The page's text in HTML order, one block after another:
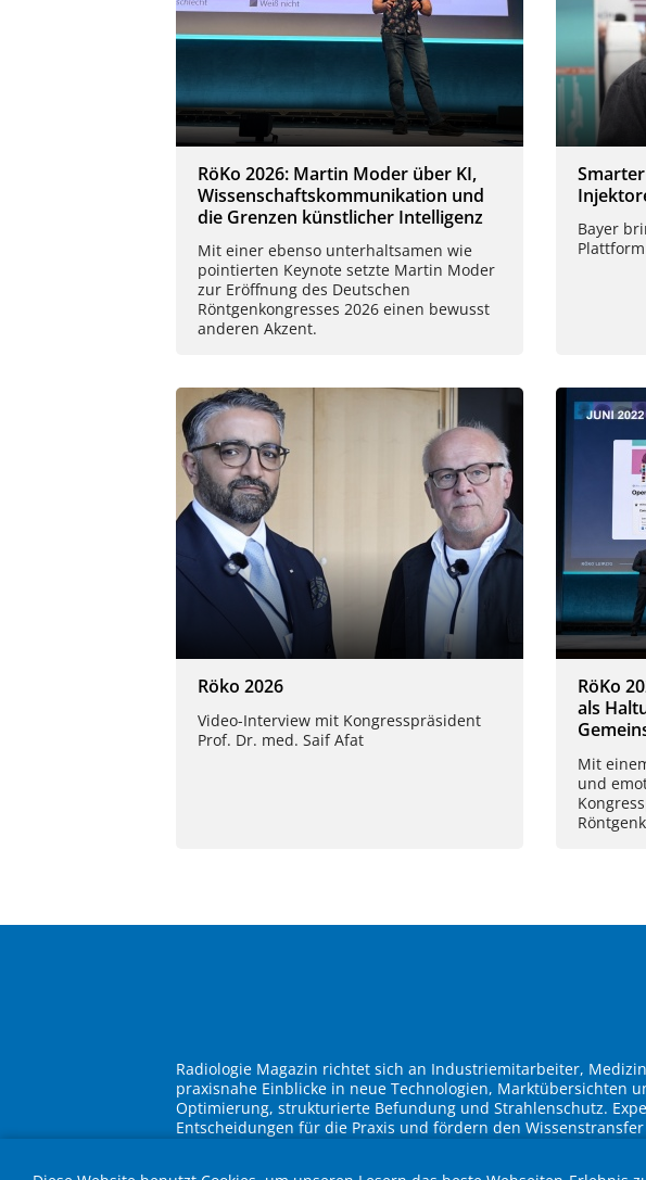
RöKo 2026: Martin Moder über KI,
Wissenschaftskommunikation und
die Grenzen künstlicher Intelligenz
Mit einer ebenso unterhaltsamen wie
pointierten Keynote setzte Martin Moder
zur Eröffnung des Deutschen
Röntgenkongresses 2026 einen bewusst
anderen Akzent.
Bayer
Röko 2026
Video-Interview mit Kongresspräsident
Prof. Dr. med. Saif Afat
RöKo
als
Mit
und
Radiologie Magazin richtet sich an Industriemitarbeiter,
praxisnahe Einblicke in neue Technologien, Marktübersichten
Optimierung, strukturierte Befundung und Strahlenschutz.
Entscheidungen für die Praxis und fördern den